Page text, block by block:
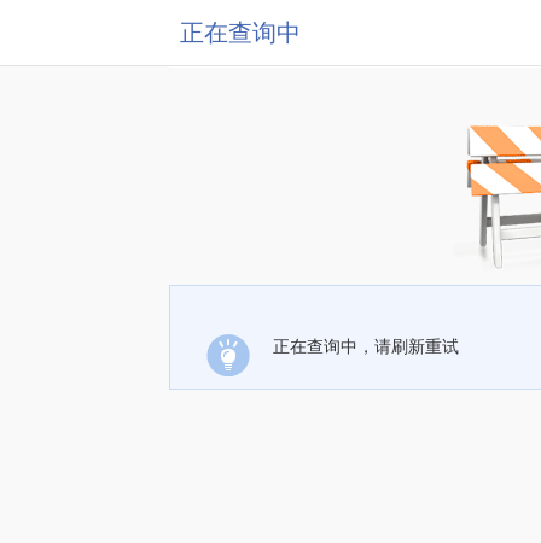
正在查询中
正在查询中，请刷新重试